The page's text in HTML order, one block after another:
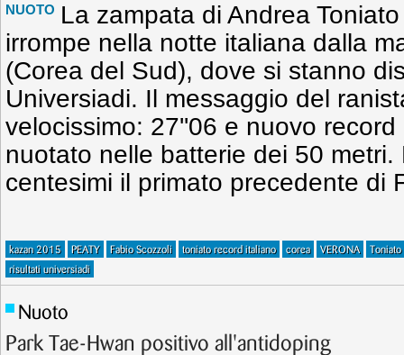
NUOTO La zampata di Andrea
irrompe nella notte italiana dalla
(Corea del Sud), dove si stanno
Universiadi. Il messaggio del
velocissimo: 27''06 e nuovo
nuotato nelle batterie dei 50 metri.
centesimi il primato precedente di
kazan 2015 PEATY Fabio Scozzoli toniato record italiano corea VERONA
Toniato
risultati universiadi
Nuoto
Park Tae-Hwan positivo all'antidoping